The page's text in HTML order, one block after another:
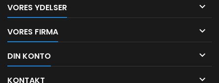
VORES YDELSER 
VORES FIRMA 
DIN KONTO 
KONTAKT 